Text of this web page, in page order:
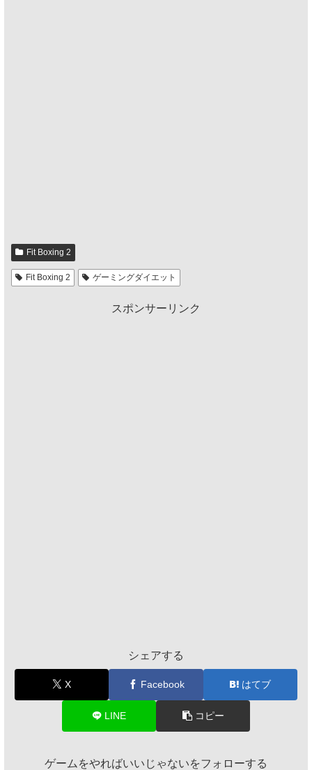
Fit Boxing 2
Fit Boxing 2 ゲーミングダイエット
スポンサーリンク
シェアする
X Facebook はてブ
LINE コピー
ゲームをやればいいじゃないをフォローする